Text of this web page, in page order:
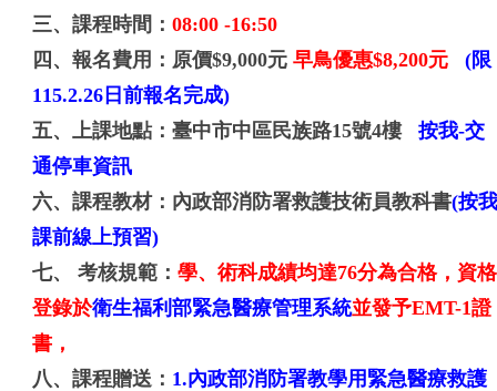
三、課程時間：08:00 -16:50
四、報名費用： 原價$9,000元 早鳥優惠$8,200元(限
115.2.26日前報名完成)
五、上課地點：臺中市中區民族路15號4樓按我-交
通停車資訊
六、課程教材： 內政部消防署救護技術員教科書(按
課前線上預習)
七、 考核規範：學、術科成績均達76分為合格，資格
登錄於衛生福利部緊急醫療管理系統並發予EMT-1證
書，
八、課程贈送： 1.內政部消防署教學用緊急醫療救護